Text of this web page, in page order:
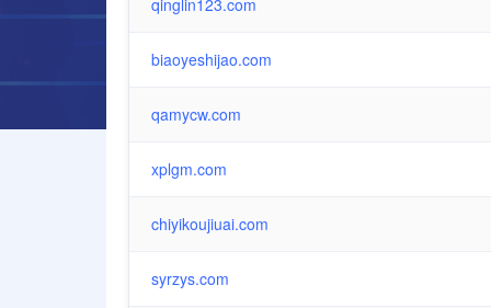
qinglin123.com
biaoyeshijao.com
qamycw.com
xplgm.com
chiyikoujiuai.com
syrzys.com